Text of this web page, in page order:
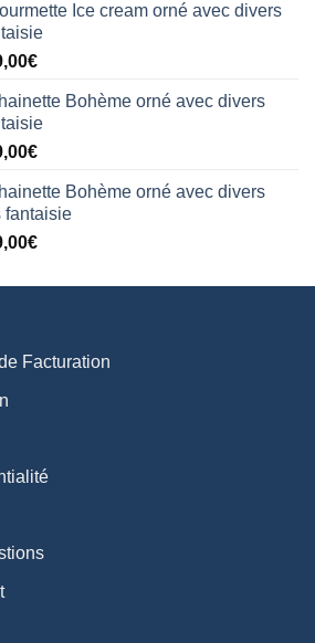
:
actuel
est :
19,00€.
Ice cream orné avec divers
:
€Le
actuel
est :
19,00€.
Bohème orné avec divers
:
€Le
actuel
est :
19,00€.
Bohème orné avec divers
fantaisie
€Le
actuel
Facturation